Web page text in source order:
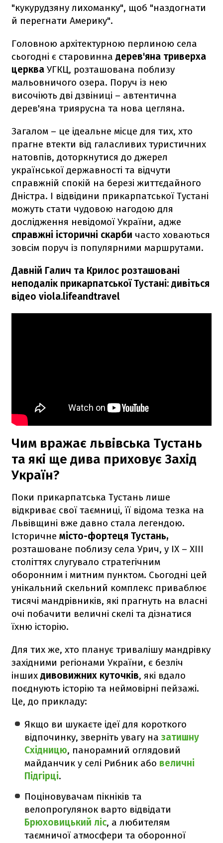
"кукурудзяну лихоманку", щоб "наздогнати
й перегнати Америку".
Головною архітектурною перлиною села
сьогодні є старовинна дерев'яна триверха
церква УГКЦ, розташована поблизу
мальовничого озера. Поруч із нею
височіють дві дзвіниці – автентична
дерев'яна триярусна та нова цегляна.
Загалом – це ідеальне місце для тих, хто
прагне втекти від галасливих туристичних
натовпів, доторкнутися до джерел
української державності та відчути
справжній спокій на березі життєдайного
Дністра. І відвідини прикарпатської Тустані
можуть стати чудовою нагодою для
дослідження невідомої України, адже
справжні історичні скарби часто ховаються
зовсім поруч із популярними маршрутами.
Давній Галич та Крилос розташовані
неподалік прикарпатської Тустані: дивіться
відео viola.lifeandtravel
Чим вражає львівська Тустань
та які ще дива приховує Захід
Україн?
Поки прикарпатська Тустань лише
відкриває свої таємниці, її відома тезка на
Львівщині вже давно стала легендою.
Історичне місто-фортеця Тустань,
розташоване поблизу села Урич, у IX – XIII
століттях слугувало стратегічним
оборонним і митним пунктом. Сьогодні цей
унікальний скельний комплекс приваблює
тисячі мандрівників, які прагнуть на власні
очі побачити величні скелі та дізнатися
їхню історію.
Для тих же, хто планує тривалішу мандрівку
західними регіонами України, є безліч
інших дивовижних куточків, які вдало
поєднують історію та неймовірні пейзажі.
Це, до прикладу:
Якщо ви шукаєте ідеї для короткого
відпочинку, зверніть увагу назатишну
Східницю, панорамний оглядовий
майданчик у селі Рибник або величні
Підгірці.
Поціновувачам пікніків та
велопрогулянок варто відвідати
Брюховицький ліс, а любителям
таємничої атмосфери та оборонної